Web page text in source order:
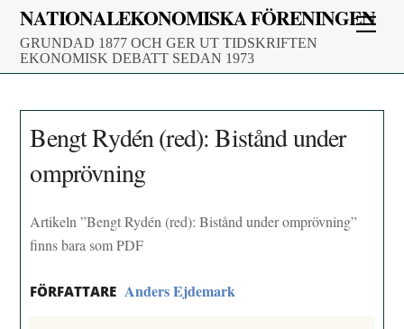
Skip
content
NATIONALEKONOMISKA FÖRENINGEN
GRUNDAD 1877 OCH GER UT TIDSKRIFTEN
EKONOMISK DEBATT SEDAN 1973
Bengt Rydén (red): Bistånd under
omprövning
Artikeln ”Bengt Rydén (red): Bistånd under omprövning”
finns bara som PDF
FÖRFATTARE Anders Ejdemark